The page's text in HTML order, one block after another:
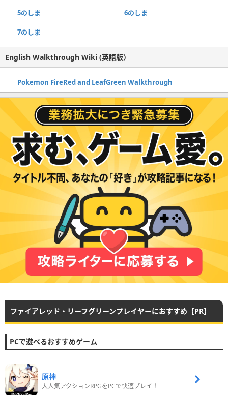
5のしま 6のしま
7のしま
English Walkthrough Wiki (英語版）
Pokemon FireRed and LeafGreen Walkthrough
ファイアレッド・リーフグリーンプレイヤーにおすすめ【PR】
PCで遊べるおすすめゲーム
原神
大人気アクションRPGをPCで快適プレイ！